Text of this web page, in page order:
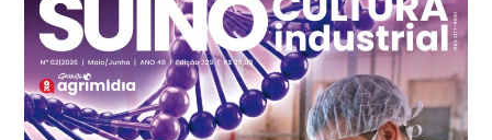
R$ 7,13
kg
Frango - Indicador
SP
R$ 7,15